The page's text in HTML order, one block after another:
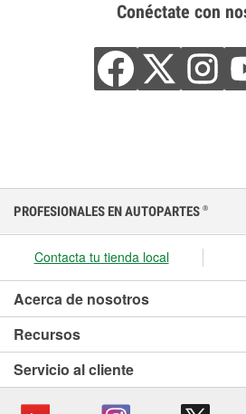
Conéctate con
PROFESIONALES EN AUTOPARTES ®
Contacta tu tienda local
Acerca de nosotros
Recursos
Servicio al cliente